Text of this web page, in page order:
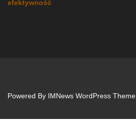
efektywność
Powered By IMNews WordPress Theme